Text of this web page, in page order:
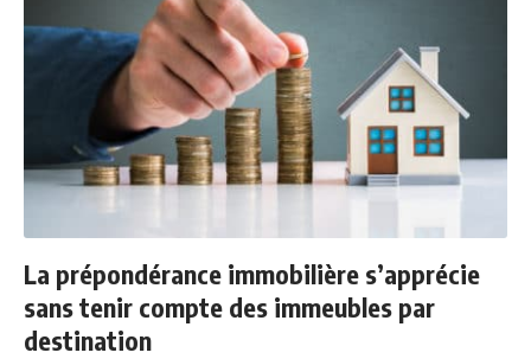
La prépondérance immobilière s’apprécie
sans tenir compte des immeubles par
destination